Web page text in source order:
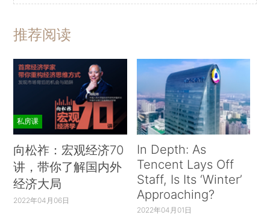
推荐阅读
私房课
向松祚：宏观经济70
讲，带你了解国内外
经济大局
2022年04月06日
In Depth: As
Tencent Lays Off
Staff, Is Its ‘Winter’
Approaching?
2022年04月01日